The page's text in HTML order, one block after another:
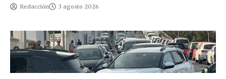
Redacción 3 agosto 2026